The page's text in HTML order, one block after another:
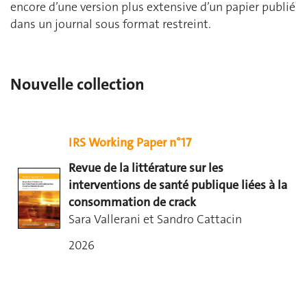
encore d’une version plus extensive d’un papier publié
dans un journal sous format restreint.
Nouvelle collection
IRS Working Paper n°17
Revue de la littérature sur les
interventions de santé publique liées à la
consommation de crack
Sara Vallerani et Sandro Cattacin
2026